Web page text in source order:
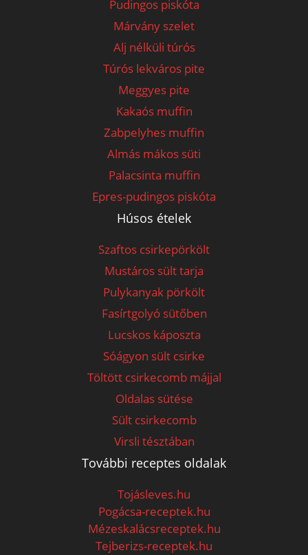
Pudingos piskóta
Márvány szelet
Alj nélküli túrós
Túrós lekváros pite
Meggyes pite
Kakaós muffin
Zabpelyhes muffin
Almás mákos süti
Palacsinta muffin
Epres-pudingos piskóta
Húsos ételek
Szaftos csirkepörkölt
Mustáros sült tarja
Pulykanyak pörkölt
Fasírtgolyó sütőben
Lucskos káposzta
Sóágyon sült csirke
Töltött csirkecomb májjal
Oldalas sütése
Sült csirkecomb
Virsli tésztában
További receptes oldalak
Tojásleves.hu
Pogácsa-receptek.hu
Mézeskalácsreceptek.hu
Tejberizs-receptek.hu